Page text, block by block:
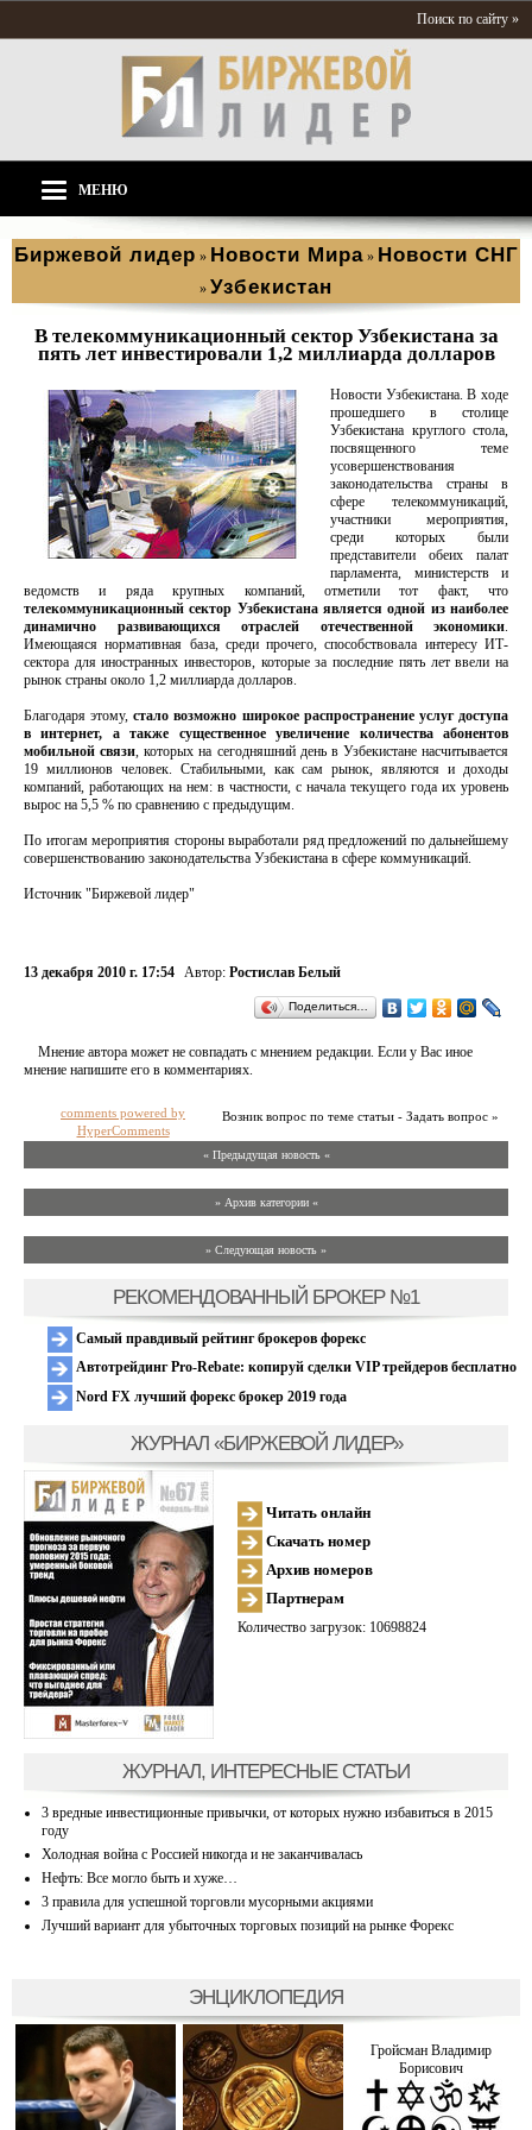
Поиск по сайту »
МЕНЮ
Биржевой лидер » Новости Мира » Новости СНГ
» Узбекистан
В телекоммуникационный сектор Узбекистана за
пять лет инвестировали 1,2 миллиарда долларов
Новости Узбекистана. В ходе
прошедшего в столице
Узбекистана круглого стола,
посвященного теме
усовершенствования
законодательства страны в
сфере телекоммуникаций,
участники мероприятия,
среди которых были
представители обеих палат
парламента, министерств и
ведомств и ряда крупных компаний, отметили тот факт, что
телекоммуникационный сектор Узбекистана является одной из наиболее
динамично развивающихся отраслей отечественной экономики.
Имеющаяся нормативная база, среди прочего, способствовала интересу ИТ-
сектора для иностранных инвесторов, которые за последние пять лет ввели на
рынок страны около 1,2 миллиарда долларов.
Благодаря этому,стало возможно широкое распространение услуг доступа
в интернет, а также существенное увеличение количества абонентов
мобильной связи, которых на сегодняшний день в Узбекистане насчитывается
19 миллионов человек. Стабильными, как сам рынок, являются и доходы
компаний, работающих на нем: в частности, с начала текущего года их уровень
вырос на 5,5 % по сравнению с предыдущим.
По итогам мероприятия стороны выработали ряд предложений по дальнейшему
совершенствованию законодательства Узбекистана в сфере коммуникаций.
Источник "Биржевой лидер"
13 декабря 2010 г. 17:54 Автор: Ростислав Белый
Поделиться…
Мнение автора может не совпадать с мнением редакции. Если у Вас иное
мнение напишите его в комментариях.
Возник вопрос по теме статьи - Задать вопрос »
comments powered by
HyperComments
« Предыдущая новость «
» Архив категории «
» Следующая новость »
РЕКОМЕНДОВАННЫЙ БРОКЕР №1
Самый правдивый рейтинг брокеров форекс
Автотрейдинг Pro-Rebate: копируй сделки VIP трейдеров бесплатно
Nord FX лучший форекс брокер 2019 года
ЖУРНАЛ «БИРЖЕВОЙ ЛИДЕР»
Читать онлайн
Скачать номер
Архив номеров
Партнерам
Количество загрузок: 10698824
ЖУРНАЛ, ИНТЕРЕСНЫЕ СТАТЬИ
3 вредные инвестиционные привычки, от которых нужно избавиться в 2015
году
Холодная война с Россией никогда и не заканчивалась
Нефть: Все могло быть и хуже…
3 правила для успешной торговли мусорными акциями
Лучший вариант для убыточных торговых позиций на рынке Форекс
ЭНЦИКЛОПЕДИЯ
Гройсман Владимир
Борисович